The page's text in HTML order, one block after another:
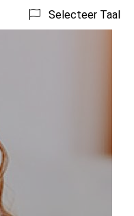
Selecteer Taal